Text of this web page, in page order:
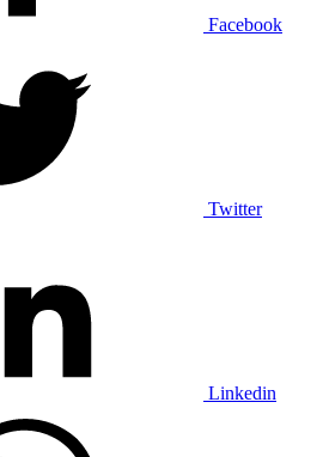
Facebook
Twitter
Linkedin